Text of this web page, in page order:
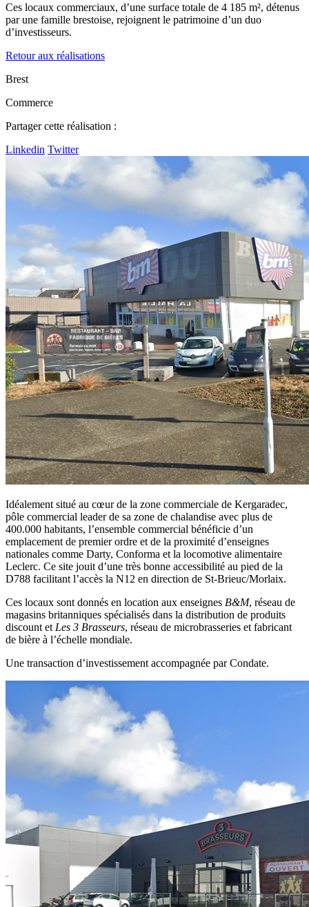
Ces locaux commerciaux, d’une surface totale de 4 185 m², détenus
par une famille brestoise, rejoignent le patrimoine d’un duo
d’investisseurs.
Retour aux réalisations
Brest
Commerce
Partager cette réalisation :
Linkedin Twitter
Idéalement situé au cœur de la zone commerciale de Kergaradec,
pôle commercial leader de sa zone de chalandise avec plus de
400.000 habitants, l’ensemble commercial bénéficie d’un
emplacement de premier ordre et de la proximité d’enseignes
nationales comme Darty, Conforma et la locomotive alimentaire
Leclerc. Ce site jouit d’une très bonne accessibilité au pied de la
D788 facilitant l’accès la N12 en direction de St-Brieuc/Morlaix.
Ces locaux sont donnés en location aux enseignes B&M, réseau de
magasins britanniques spécialisés dans la distribution de produits
discount et Les 3 Brasseurs, réseau de microbrasseries et fabricant
de bière à l’échelle mondiale.
Une transaction d’investissement accompagnée par Condate.